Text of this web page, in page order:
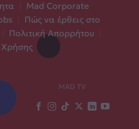
Mad Corporate
Πώς να έρθεις στο
Πολιτική Απορρήτου
MAD TV